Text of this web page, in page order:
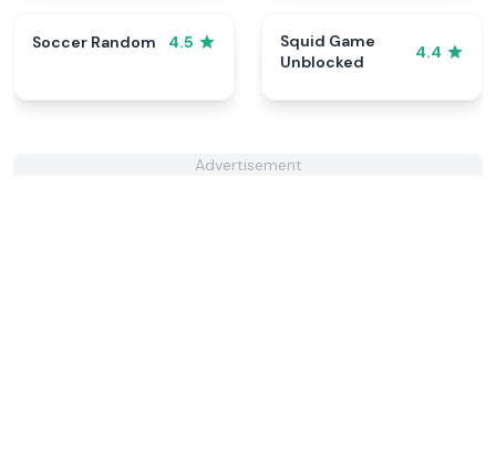
Soccer Random 4.5
Squid Game
Unblocked
4.4
Advertisement